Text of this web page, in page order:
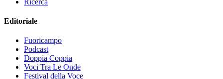
Editoriale
Fuoricampo
Podcast
Doppia Coppia
Voci Tra Le Onde
Festival della Voce